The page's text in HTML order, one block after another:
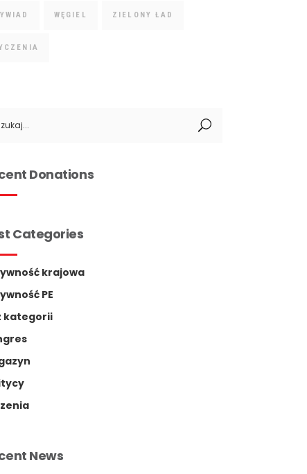
WĘGIEL ZIELONY ŁAD
Donations
Categories
krajowa
PE
kategorii
News